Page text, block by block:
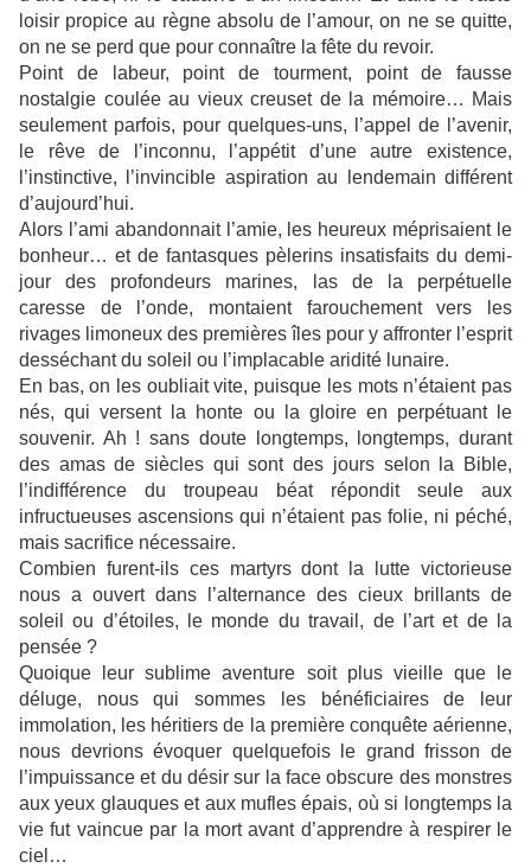
loisir propice au règne absolu de l’amour, on ne se quitte,
on ne se perd que pour connaître la fête du revoir.
Point de labeur, point de tourment, point de fausse
nostalgie coulée au vieux creuset de la mémoire… Mais
seulement parfois, pour quelques-uns, l’appel de l’avenir,
le rêve de l’inconnu, l’appétit d’une autre existence,
l’instinctive, l’invincible aspiration au lendemain différent
d’aujourd’hui.
Alors l’ami abandonnait l’amie, les heureux méprisaient le
bonheur… et de fantasques pèlerins insatisfaits du demi-
jour des profondeurs marines, las de la perpétuelle
caresse de l’onde, montaient farouchement vers les
rivages limoneux des premières îles pour y affronter l’esprit
desséchant du soleil ou l’implacable aridité lunaire.
En bas, on les oubliait vite, puisque les mots n’étaient pas
nés, qui versent la honte ou la gloire en perpétuant le
souvenir. Ah ! sans doute longtemps, longtemps, durant
des amas de siècles qui sont des jours selon la Bible,
l’indifférence du troupeau béat répondit seule aux
infructueuses ascensions qui n’étaient pas folie, ni péché,
mais sacrifice nécessaire.
Combien furent-ils ces martyrs dont la lutte victorieuse
nous a ouvert dans l’alternance des cieux brillants de
soleil ou d’étoiles, le monde du travail, de l’art et de la
pensée ?
Quoique leur sublime aventure soit plus vieille que le
déluge, nous qui sommes les bénéficiaires de leur
immolation, les héritiers de la première conquête aérienne,
nous devrions évoquer quelquefois le grand frisson de
l’impuissance et du désir sur la face obscure des monstres
aux yeux glauques et aux mufles épais, où si longtemps la
vie fut vaincue par la mort avant d’apprendre à respirer le
ciel…